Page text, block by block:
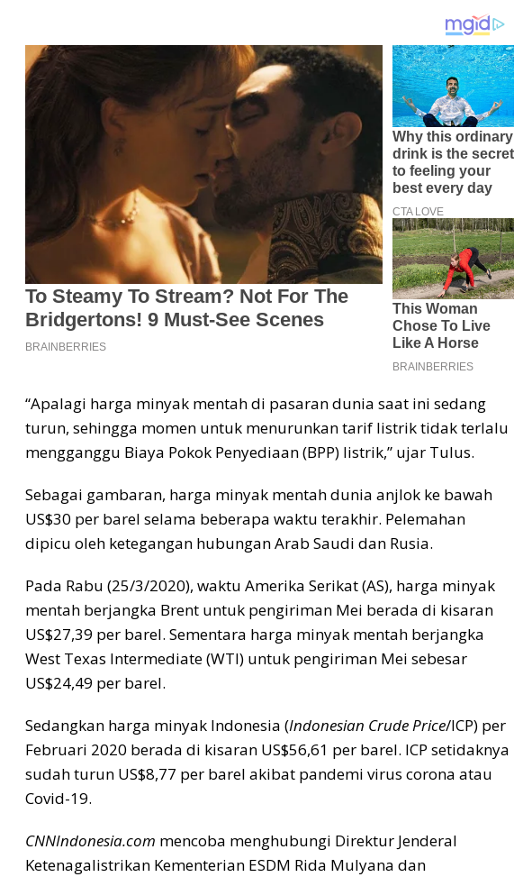
“Apalagi harga minyak mentah di pasaran dunia saat ini sedang
turun, sehingga momen untuk menurunkan tarif listrik tidak terlalu
mengganggu Biaya Pokok Penyediaan (BPP) listrik,” ujar Tulus.
Sebagai gambaran, harga minyak mentah dunia anjlok ke bawah
US$30 per barel selama beberapa waktu terakhir. Pelemahan
dipicu oleh ketegangan hubungan Arab Saudi dan Rusia.
Pada Rabu (25/3/2020), waktu Amerika Serikat (AS), harga minyak
mentah berjangka Brent untuk pengiriman Mei berada di kisaran
US$27,39 per barel. Sementara harga minyak mentah berjangka
West Texas Intermediate (WTI) untuk pengiriman Mei sebesar
US$24,49 per barel.
Sedangkan harga minyak Indonesia (Indonesian Crude Price/ICP) per
Februari 2020 berada di kisaran US$56,61 per barel. ICP setidaknya
sudah turun US$8,77 per barel akibat pandemi virus corona atau
Covid-19.
CNNIndonesia.com mencoba menghubungi Direktur Jenderal
Ketenagalistrikan Kementerian ESDM Rida Mulyana dan